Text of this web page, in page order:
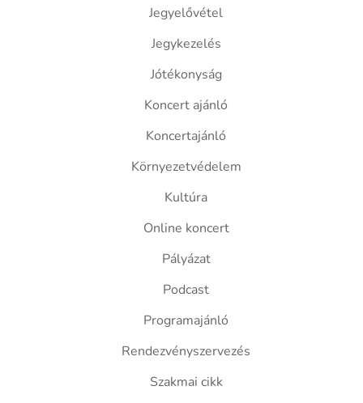
Jegyelővétel
Jegykezelés
Jótékonyság
Koncert ajánló
Koncertajánló
Környezetvédelem
Kultúra
Online koncert
Pályázat
Podcast
Programajánló
Rendezvényszervezés
Szakmai cikk